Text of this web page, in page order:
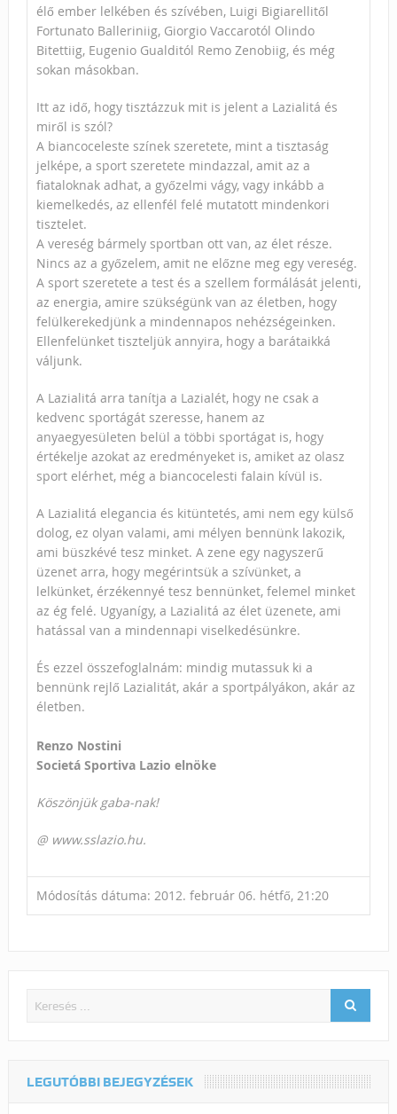
élő ember lelkében és szívében, Luigi Bigiarellitől
Fortunato Balleriniig, Giorgio Vaccarotól Olindo
Bitettiig, Eugenio Gualditól Remo Zenobiig, és még
sokan másokban.
Itt az idő, hogy tisztázzuk mit is jelent a Lazialitá és
miről is szól?
A biancoceleste színek szeretete, mint a tisztaság
jelképe, a sport szeretete mindazzal, amit az a
fiataloknak adhat, a győzelmi vágy, vagy inkább a
kiemelkedés, az ellenfél felé mutatott mindenkori
tisztelet.
A vereség bármely sportban ott van, az élet része.
Nincs az a győzelem, amit ne előzne meg egy vereség.
A sport szeretete a test és a szellem formálását jelenti,
az energia, amire szükségünk van az életben, hogy
felülkerekedjünk a mindennapos nehézségeinken.
Ellenfelünket tiszteljük annyira, hogy a barátaikká
váljunk.
A Lazialitá arra tanítja a Lazialét, hogy ne csak a
kedvenc sportágát szeresse, hanem az
anyaegyesületen belül a többi sportágat is, hogy
értékelje azokat az eredményeket is, amiket az olasz
sport elérhet, még a biancocelesti falain kívül is.
A Lazialitá elegancia és kitüntetés, ami nem egy külső
dolog, ez olyan valami, ami mélyen bennünk lakozik,
ami büszkévé tesz minket. A zene egy nagyszerű
üzenet arra, hogy megérintsük a szívünket, a
lelkünket, érzékennyé tesz bennünket, felemel minket
az ég felé. Ugyanígy, a Lazialitá az élet üzenete, ami
hatással van a mindennapi viselkedésünkre.
És ezzel összefoglalnám: mindig mutassuk ki a
bennünk rejlő Lazialitát, akár a sportpályákon, akár az
életben.
Renzo Nostini
Societá Sportiva Lazio elnöke
Köszönjük gaba-nak!
@ www.sslazio.hu.
Módosítás dátuma: 2012. február 06. hétfő, 21:20
LEGUTÓBBI BEJEGYZÉSEK